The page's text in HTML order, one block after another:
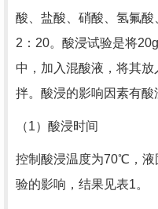
酸、盐酸、硝酸、氢氟酸
2：20。酸浸试验是将
中，加入混酸液，将其
拌。酸浸的影响因素有酸
（1）酸浸时间
控制酸浸温度为70℃，液
验的影响，结果见表1。